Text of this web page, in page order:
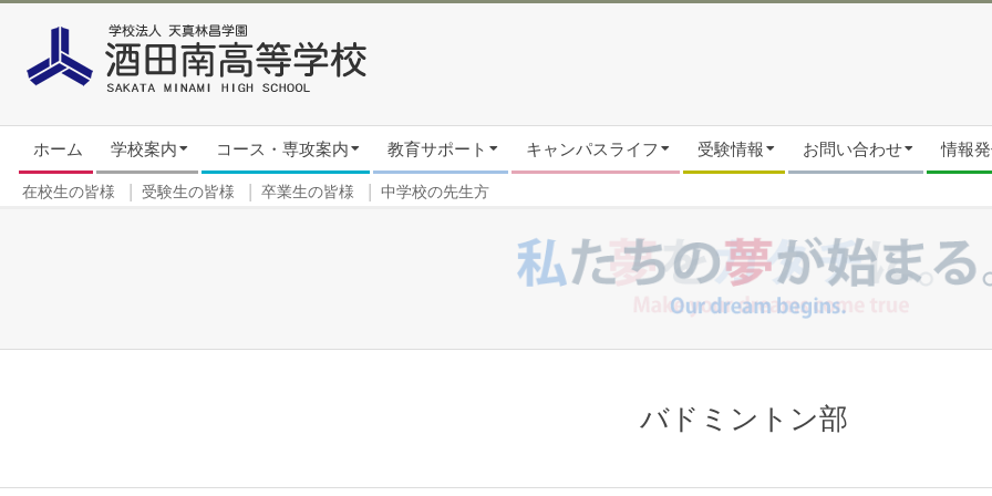
content
Secondary
Navigation
Menu
ホーム 学校案内 コース・専攻案内 教育サポート キャンパスライフ 受験情報 お問い合わせ 情報
在校生の皆様 受験生の皆様 卒業生の皆様 中学校の先生方
バドミントン部